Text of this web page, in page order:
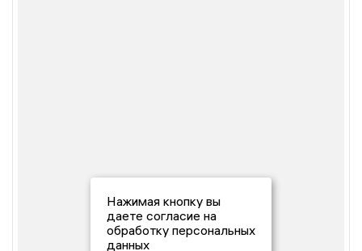
Нажимая кнопку вы
даете согласие на
обработку персональных
данных